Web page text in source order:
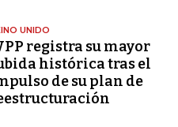
UNIDO
registra su mayor
histórica tras el
de su plan de